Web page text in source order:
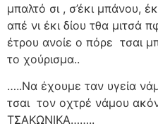
μπαλτό σι , σ’έκι μπάνου,
απέ νι έκι δίου τθα μιτσά
έτρου ανοίε ο πόρε τσαι
το χούρισμα..
…..Να έχουμε ταν υγεία
τσαι τον οχτρέ νάμου
ΤΣΑΚΩΝΙΚΑ……..